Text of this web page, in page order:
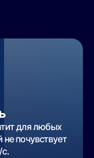
для любых
почувствует